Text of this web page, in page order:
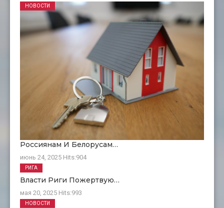
Россиянам И Белорусам…
июнь 24, 2025 Hits:904
НОВОСТИ
Власти Риги Пожертвую…
мая 20, 2025 Hits:993
РИГА
НОВОСТИ